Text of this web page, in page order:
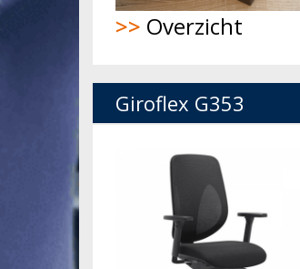
>> Overzicht
Giroflex G353